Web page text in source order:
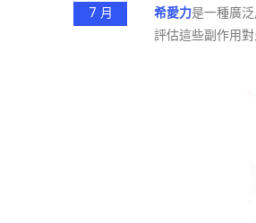
7 月 希愛力是一種廣
評估這些副作用